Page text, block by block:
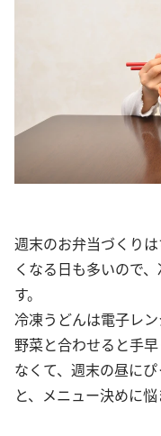
週末のお弁当づくり
くなる日も多いので
す。
冷凍うどんは電子レ
野菜と合わせると手
なくて、週末の昼に
と、メニュー決めに悩